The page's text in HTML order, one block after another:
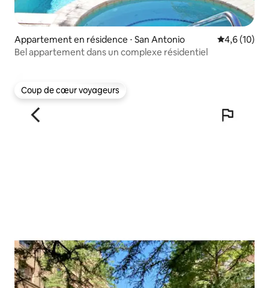
Appartement en résidence ⋅ San Antonio Évaluation
4,6 (10)
Bel appartement dans un complexe résidentiel
Coup de cœur voyageurs
Coup de cœur voyageurs